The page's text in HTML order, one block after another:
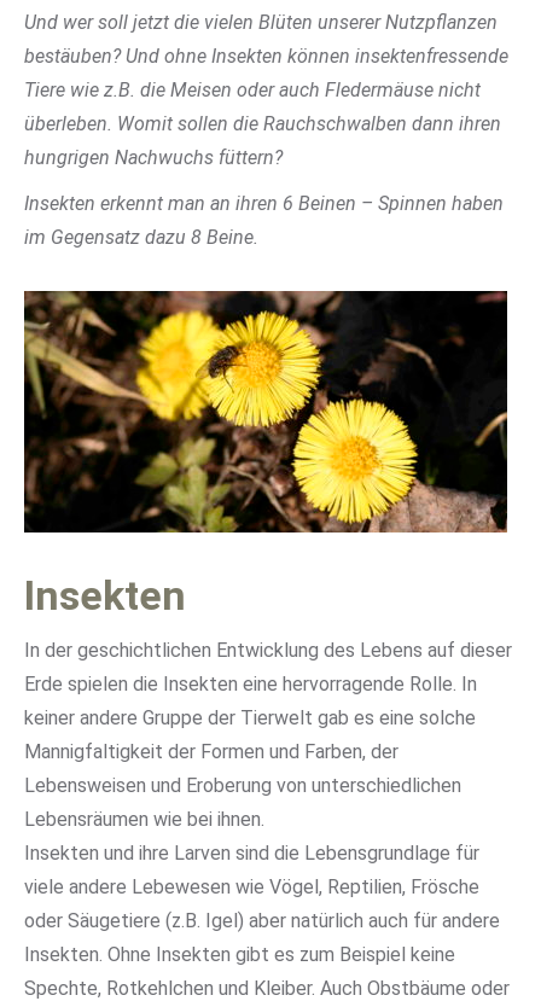
Und wer soll jetzt die vielen Blüten unserer Nutzpflanzen
bestäuben? Und ohne Insekten können insektenfressende
Tiere wie z.B. die Meisen oder auch Fledermäuse nicht
überleben. Womit sollen die Rauchschwalben dann ihren
hungrigen Nachwuchs füttern?
Insekten erkennt man an ihren 6 Beinen – Spinnen haben
im Gegensatz dazu 8 Beine.
Insekten
In der geschichtlichen Entwicklung des Lebens auf dieser
Erde spielen die Insekten eine hervorragende Rolle. In
keiner andere Gruppe der Tierwelt gab es eine solche
Mannigfaltigkeit der Formen und Farben, der
Lebensweisen und Eroberung von unterschiedlichen
Lebensräumen wie bei ihnen.
Insekten und ihre Larven sind die Lebensgrundlage für
viele andere Lebewesen wie Vögel, Reptilien, Frösche
oder Säugetiere (z.B. Igel) aber natürlich auch für andere
Insekten. Ohne Insekten gibt es zum Beispiel keine
Spechte, Rotkehlchen und Kleiber. Auch Obstbäume oder